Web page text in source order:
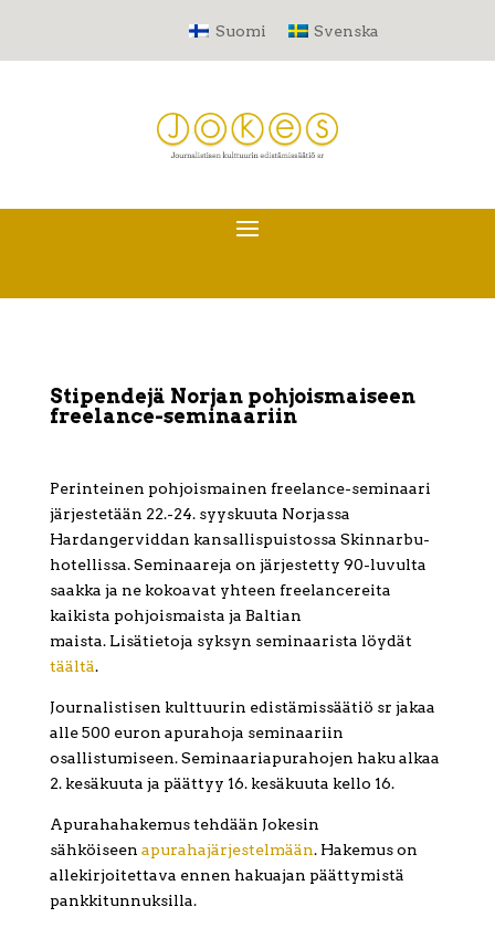
Suomi Svenska
Stipendejä Norjan pohjoismaiseen
freelance-seminaariin
Perinteinen pohjoismainen freelance-seminaari
järjestetään 22.-24. syyskuuta Norjassa
Hardangerviddan kansallispuistossa Skinnarbu-
hotellissa. Seminaareja on järjestetty 90-luvulta
saakka ja ne kokoavat yhteen freelancereita
kaikista pohjoismaista ja Baltian
maista. Lisätietoja syksyn seminaarista löydät
täältä.
Journalistisen kulttuurin edistämissäätiö sr jakaa
alle 500 euron apurahoja seminaariin
osallistumiseen. Seminaariapurahojen haku alkaa
2. kesäkuuta ja päättyy 16. kesäkuuta kello 16.
Apurahahakemus tehdään Jokesin
sähköiseen apurahajärjestelmään. Hakemus on
allekirjoitettava ennen hakuajan päättymistä
pankkitunnuksilla.